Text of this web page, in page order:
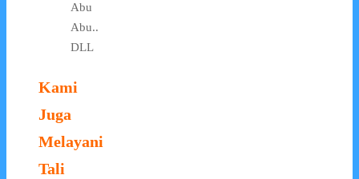
Abu
Abu..
DLL
Kami
Juga
Melayani
Tali